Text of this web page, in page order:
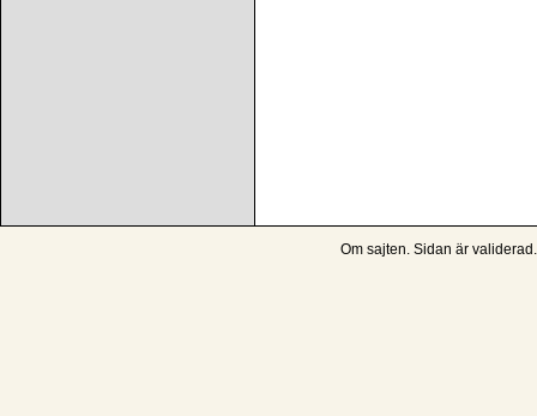
Om sajten. Sidan är validerad